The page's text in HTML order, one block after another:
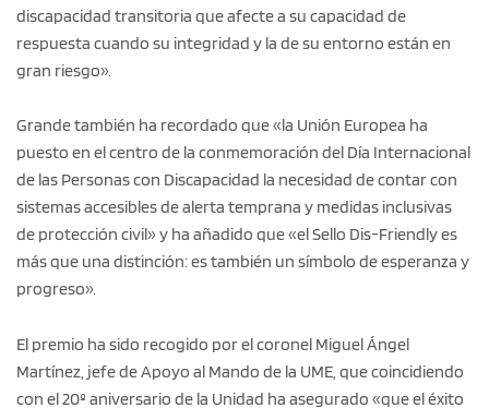
discapacidad transitoria que afecte a su capacidad de
respuesta cuando su integridad y la de su entorno están en
gran riesgo».
Grande también ha recordado que «la Unión Europea ha
puesto en el centro de la conmemoración del Día Internacional
de las Personas con Discapacidad la necesidad de contar con
sistemas accesibles de alerta temprana y medidas inclusivas
de protección civil» y ha añadido que «el Sello Dis-Friendly es
más que una distinción: es también un símbolo de esperanza y
progreso».
El premio ha sido recogido por el coronel Miguel Ángel
Martínez, jefe de Apoyo al Mando de la UME, que coincidiendo
con el 20º aniversario de la Unidad ha asegurado «que el éxito